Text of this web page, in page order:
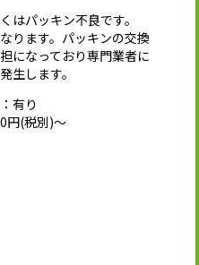
はパッキン不良です。
ります。パッキンの交換
になっており専門業者に
生します。
有り
円(税別)～